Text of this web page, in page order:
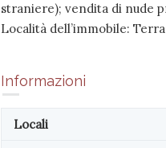
straniere); vendita di nude
Località dell’immobile:
Informazioni
Locali